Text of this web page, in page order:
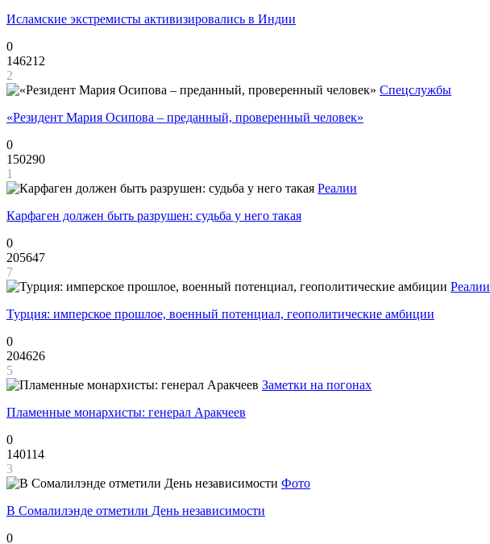
Исламские экстремисты активизировались в Индии
0
146212
2
Спецслужбы
«Резидент Мария Осипова – преданный, проверенный человек»
0
150290
1
Реалии
Карфаген должен быть разрушен: судьба у него такая
0
205647
7
Реалии
Турция: имперское прошлое, военный потенциал, геополитические амбиции
0
204626
5
Заметки на погонах
Пламенные монархисты: генерал Аракчеев
0
140114
3
Фото
В Сомалилэнде отметили День независимости
0